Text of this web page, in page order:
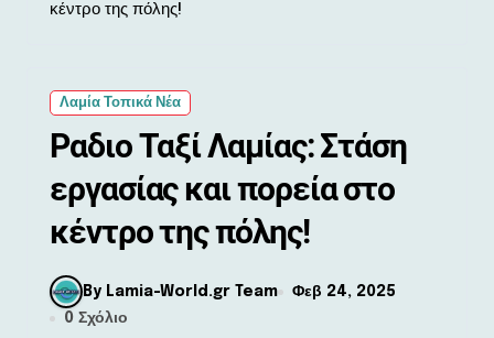
κέντρο της πόλης!
Λαμία Τοπικά Νέα
Ραδιο Ταξί Λαμίας: Στάση
εργασίας και πορεία στο
κέντρο της πόλης!
By Lamia-World.gr Team
Φεβ 24, 2025
0 Σχόλιο